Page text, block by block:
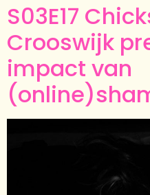
S03E17
Crooswijk
impact van